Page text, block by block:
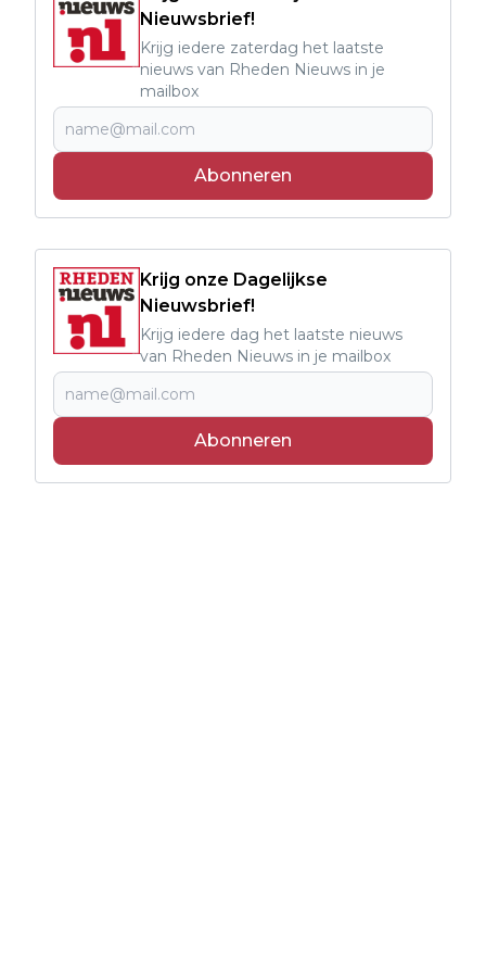
Nieuwsbrief!
Krijg iedere zaterdag het laatste
nieuws van Rheden Nieuws in je
mailbox
Abonneren
Krijg onze Dagelijkse
Nieuwsbrief!
Krijg iedere dag het laatste nieuws
van Rheden Nieuws in je mailbox
Abonneren